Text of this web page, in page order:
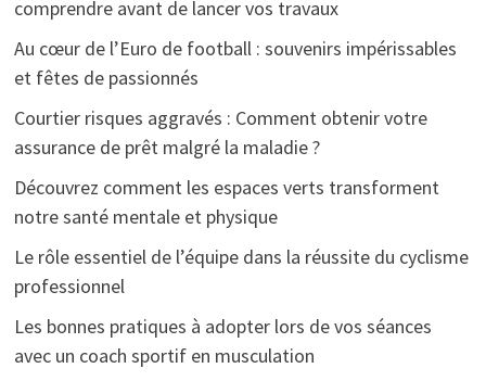
comprendre avant de lancer vos travaux
Au cœur de l’Euro de football : souvenirs impérissables
et fêtes de passionnés
Courtier risques aggravés : Comment obtenir votre
assurance de prêt malgré la maladie ?
Découvrez comment les espaces verts transforment
notre santé mentale et physique
Le rôle essentiel de l’équipe dans la réussite du cyclisme
professionnel
Les bonnes pratiques à adopter lors de vos séances
avec un coach sportif en musculation